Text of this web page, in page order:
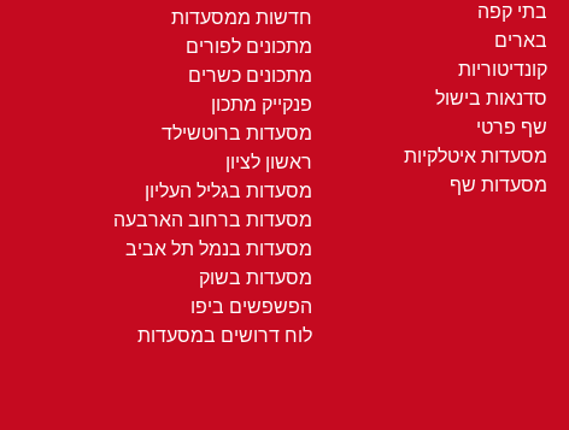
בתי קפה
בארים
קונדיטוריות
סדנאות בישול
שף פרטי
מסעדות איטלקיות
מסעדות שף
חדשות ממסעדות
מתכונים לפורים
מתכונים כשרים
פנקייק מתכון
מסעדות ברוטשילד
ראשון לציון
מסעדות בגליל העליון
מסעדות ברחוב הארבעה
מסעדות בנמל תל אביב
מסעדות בשוק
הפשפשים ביפו
לוח דרושים במסעדות